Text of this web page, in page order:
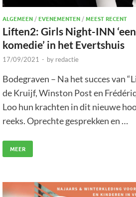
ALGEMEEN/ EVENEMENTEN/MEEST RECENT
Liften2: Girls Night-INN
komedie’ in het Evertshuis
17/09/2021 - by redactie
Bodegraven – Na het succes van
de Kruijf, Winston Post en
Loo hun krachten in dit nieuwe
reeks. Oprechte gesprekken en …
MEER